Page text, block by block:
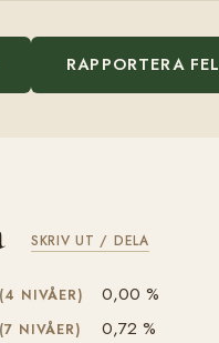
RAPPORTERA FEL
SKRIV UT / DELA
NIVÅER) 0,00 %
NIVÅER) 0,72 %